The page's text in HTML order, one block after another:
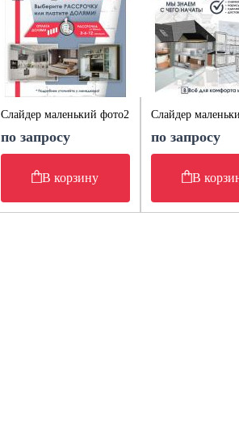
Слайдер маленький фото2
по запросу
В корзину
Слайдер
по запросу
В